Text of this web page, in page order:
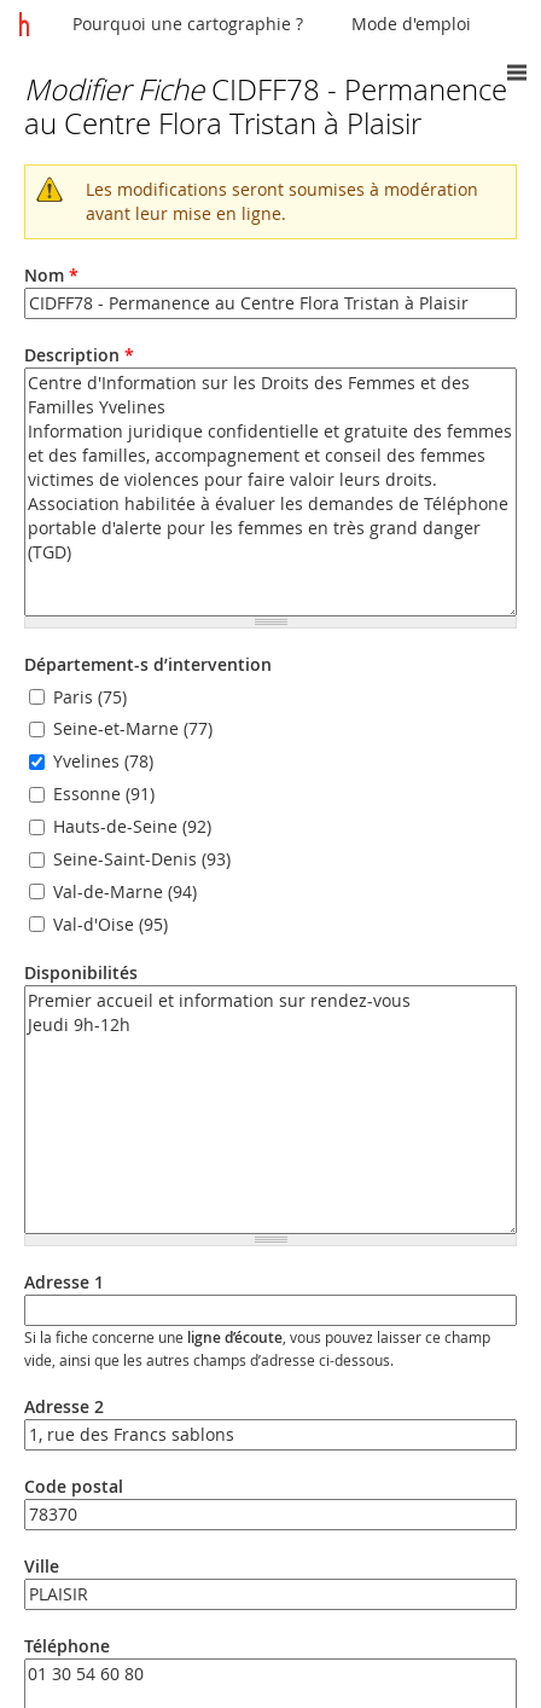
Vous
êtes
ici
Modifier FicheCIDFF78 - Permanence
au Centre Flora Tristan à Plaisir
Message
d'avertissement
Les modifications seront soumises à modération
avant leur mise en ligne.
Nom *
Description *
Département-s d’intervention
Paris (75)
Seine-et-Marne (77)
Yvelines (78)
Essonne (91)
Hauts-de-Seine (92)
Seine-Saint-Denis (93)
Val-de-Marne (94)
Val-d'Oise (95)
Disponibilités
Adresse 1
Si la fiche concerne une ligne d’écoute , vous pouvez laisser ce champ
vide, ainsi que les autres champs d’adresse ci-dessous.
Adresse 2
Code postal
Ville
Téléphone
Pourquoi une cartographie ? Mode d'emploi